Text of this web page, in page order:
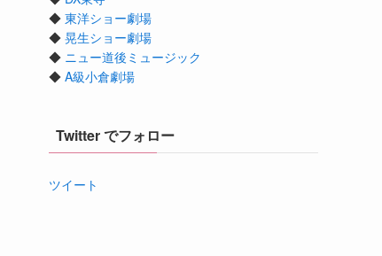
◆ 東洋ショー劇場
◆ 晃生ショー劇場
◆ ニュー道後ミュージック
◆ A級小倉劇場
Twitter でフォロー
ツイート